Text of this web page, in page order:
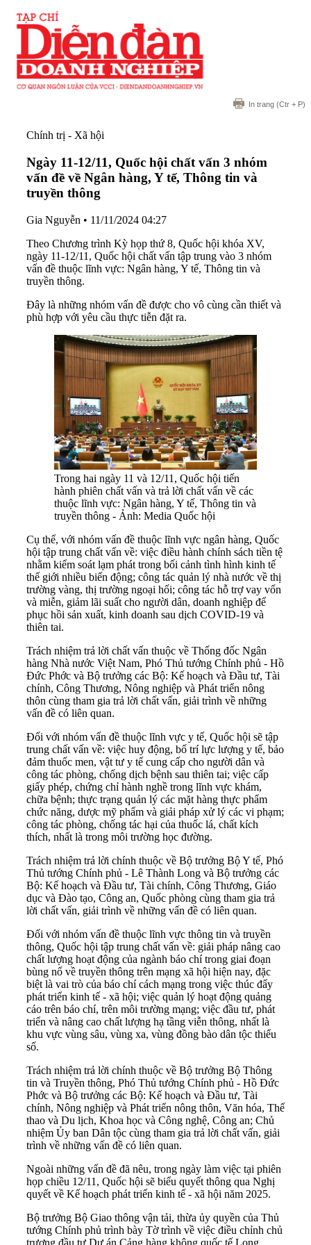
In trang (Ctr + P)
Chính trị - Xã hội
Ngày 11-12/11, Quốc hội chất vấn 3 nhóm
vấn đề về Ngân hàng, Y tế, Thông tin và
truyền thông
Gia Nguyễn • 11/11/2024 04:27
Theo Chương trình Kỳ họp thứ 8, Quốc hội khóa XV,
ngày 11-12/11, Quốc hội chất vấn tập trung vào 3 nhóm
vấn đề thuộc lĩnh vực: Ngân hàng, Y tế, Thông tin và
truyền thông.
Đây là những nhóm vấn đề được cho vô cùng cần thiết và
phù hợp với yêu cầu thực tiễn đặt ra.
Trong hai ngày 11 và 12/11, Quốc hội tiến
hành phiên chất vấn và trả lời chất vấn về các
thuộc lĩnh vực: Ngân hàng, Y tế, Thông tin và
truyền thông - Ảnh: Media Quốc hội
Cụ thể, với nhóm vấn đề thuộc lĩnh vực ngân hàng, Quốc
hội tập trung chất vấn về: việc điều hành chính sách tiền tệ
nhằm kiểm soát lạm phát trong bối cảnh tình hình kinh tế
thế giới nhiều biến động; công tác quản lý nhà nước về thị
trường vàng, thị trường ngoại hối; công tác hỗ trợ vay vốn
và miễn, giảm lãi suất cho người dân, doanh nghiệp để
phục hồi sản xuất, kinh doanh sau dịch COVID-19 và
thiên tai.
Trách nhiệm trả lời chất vấn thuộc về Thống đốc Ngân
hàng Nhà nước Việt Nam, Phó Thủ tướng Chính phủ - Hồ
Đức Phớc và Bộ trưởng các Bộ: Kế hoạch và Đầu tư, Tài
chính, Công Thương, Nông nghiệp và Phát triển nông
thôn cùng tham gia trả lời chất vấn, giải trình về những
vấn đề có liên quan.
Đối với nhóm vấn đề thuộc lĩnh vực y tế, Quốc hội sẽ tập
trung chất vấn về: việc huy động, bố trí lực lượng y tế, bảo
đảm thuốc men, vật tư y tế cung cấp cho người dân và
công tác phòng, chống dịch bệnh sau thiên tai; việc cấp
giấy phép, chứng chỉ hành nghề trong lĩnh vực khám,
chữa bệnh; thực trạng quản lý các mặt hàng thực phẩm
chức năng, dược mỹ phẩm và giải pháp xử lý các vi phạm;
công tác phòng, chống tác hại của thuốc lá, chất kích
thích, nhất là trong môi trường học đường.
Trách nhiệm trả lời chính thuộc về Bộ trưởng Bộ Y tế, Phó
Thủ tướng Chính phủ - Lê Thành Long và Bộ trưởng các
Bộ: Kế hoạch và Đầu tư, Tài chính, Công Thương, Giáo
dục và Đào tạo, Công an, Quốc phòng cùng tham gia trả
lời chất vấn, giải trình về những vấn đề có liên quan.
Đối với nhóm vấn đề thuộc lĩnh vực thông tin và truyền
thông, Quốc hội tập trung chất vấn về: giải pháp nâng cao
chất lượng hoạt động của ngành báo chí trong giai đoạn
bùng nổ về truyền thông trên mạng xã hội hiện nay, đặc
biệt là vai trò của báo chí cách mạng trong việc thúc đẩy
phát triển kinh tế - xã hội; việc quản lý hoạt động quảng
cáo trên báo chí, trên môi trường mạng; việc đầu tư, phát
triển và nâng cao chất lượng hạ tầng viễn thông, nhất là
khu vực vùng sâu, vùng xa, vùng đồng bào dân tộc thiểu
số.
Trách nhiệm trả lời chính thuộc về Bộ trưởng Bộ Thông
tin và Truyền thông, Phó Thủ tướng Chính phủ - Hồ Đức
Phớc và Bộ trưởng các Bộ: Kế hoạch và Đầu tư, Tài
chính, Nông nghiệp và Phát triển nông thôn, Văn hóa, Thể
thao và Du lịch, Khoa học và Công nghệ, Công an; Chủ
nhiệm Ủy ban Dân tộc cùng tham gia trả lời chất vấn, giải
trình về những vấn đề có liên quan.
Ngoài những vấn đề đã nêu, trong ngày làm việc tại phiên
họp chiều 12/11, Quốc hội sẽ biểu quyết thông qua Nghị
quyết về Kế hoạch phát triển kinh tế - xã hội năm 2025.
Bộ trưởng Bộ Giao thông vận tải, thừa ủy quyền của Thủ
tướng Chính phủ trình bày Tờ trình về việc điều chỉnh chủ
trương đầu tư Dự án Cảng hàng không quốc tế Long